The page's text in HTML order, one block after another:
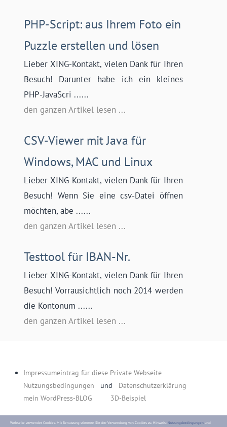
PHP-Script: aus Ihrem Foto ein
Puzzle erstellen und lösen
Lieber XING-Kontakt, vielen Dank für Ihren
Besuch! Darunter habe ich ein kleines
PHP-JavaScri ......
den ganzen Artikel lesen ...
CSV-Viewer mit Java für
Windows, MAC und Linux
Lieber XING-Kontakt, vielen Dank für Ihren
Besuch! Wenn Sie eine csv-Datei öffnen
möchten, abe ......
den ganzen Artikel lesen ...
Testtool für IBAN-Nr.
Lieber XING-Kontakt, vielen Dank für Ihren
Besuch! Vorrausichtlich noch 2014 werden
die Kontonum ......
den ganzen Artikel lesen ...
Impressumeintrag für diese Private Webseite
Nutzungsbedingungen und Datenschutzerklärung
mein WordPress-BLOG
3D-Beispiel
Webseite verwendet Cookies. Mit Benutzung stimmen Sie der Verwendung von Cookies zu. Hinweis: Nutzungsbedingungen und